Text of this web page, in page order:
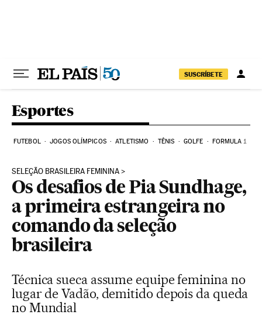
SUSCRÍBETE
Esportes
FUTEBOL JOGOS OLÍMPICOS ATLETISMO TÊNIS GOLFE FORMULA 1
SELEÇÃO BRASILEIRA FEMININA
Os desafios de Pia Sundhage,
a primeira estrangeira no
comando da seleção
brasileira
Técnica sueca assume equipe feminina no
lugar de Vadão, demitido depois da queda
no Mundial